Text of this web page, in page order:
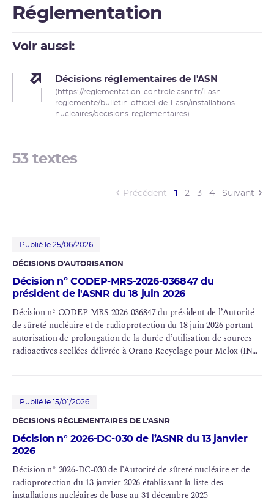
Réglementation
Voir aussi:
Décisions réglementaires de l'ASN
(https://reglementation-controle.asnr.fr/l-asn-
reglemente/bulletin-officiel-de-l-asn/installations-
nucleaires/decisions-reglementaires)
53 textes
Précédent 1 (current)
2 3 4 Suivant
Publié le 25/06/2026
DÉCISIONS D'AUTORISATION
Décision nº CODEP-MRS-2026-036847 du
président de l'ASNR du 18 juin 2026
Décision nº CODEP-MRS-2026-036847 du président de l’Autorité
desûreté nucléaire et de radioprotectiondu 18 juin 2026 portant
autorisation de prolongation de la durée d’utilisation de sources
radioactives scellées délivrée à Orano Recyclage pour Melox (INB
Publié le 15/01/2026
DÉCISIONS RÉGLEMENTAIRES DE L'ASNR
Décision n° 2026-DC-030 de l’ASNR du 13 janvier
2026
Décision n° 2026-DC-030 de l’Autorité de sûreté nucléaire et de
radioprotection du 13 janvier 2026 établissant la liste des
installations nucléaires de base au 31 décembre 2025